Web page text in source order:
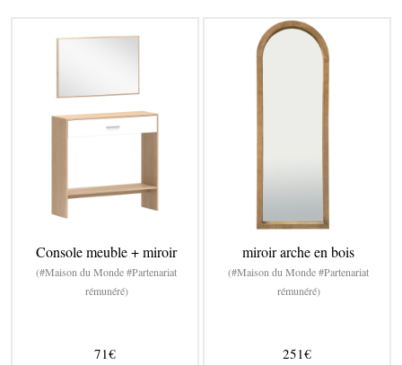
Console meuble + miroir
(#Maison du Monde #Partenariat
rémunéré)
71€
miroir arche en bois
(#Maison du Monde #Partenariat
rémunéré)
251€